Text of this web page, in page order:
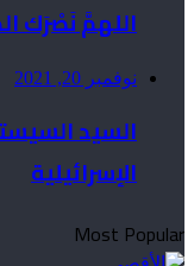
اللهمَّ نَصْرَك
نوفمبر 20, 2021
السيد
الإسرائيلية
Most Popular